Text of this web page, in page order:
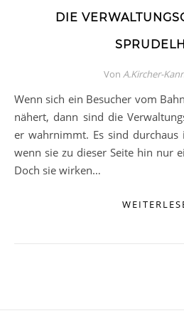
DIE
Von A.Kircher-
Wenn sich ein Besucher vom Bahnhof aus dem Sprudelhof
nähert, dann sind die
er wahrnimmt. Es sind durchaus
wenn sie zu dieser Seite hin nur
Doch sie wirken…